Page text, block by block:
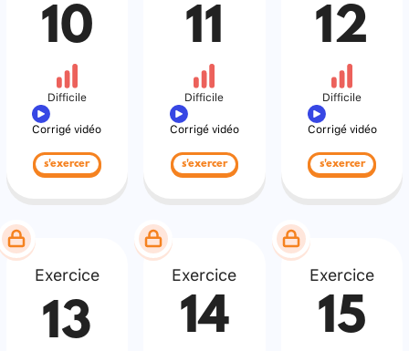
10
Difficile
Corrigé vidéo
s'exercer
11
Difficile
Corrigé vidéo
s'exercer
12
Difficile
Corrigé vidéo
s'exercer
Exercice
13
Exercice
14
Exercice
15